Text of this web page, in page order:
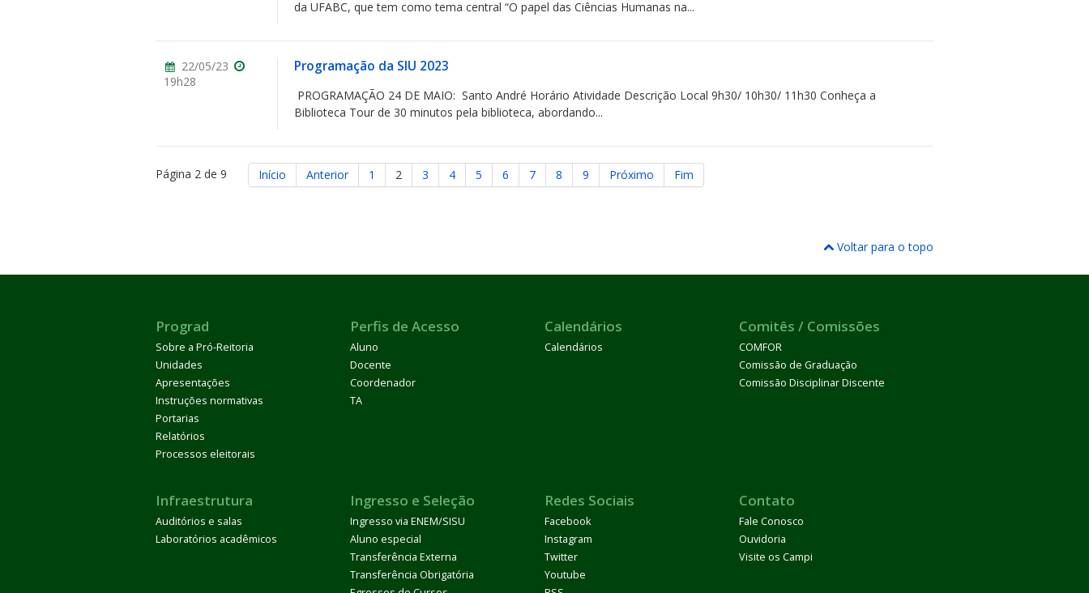
da UFABC, que tem como tema central “O papel das Ciências Humanas na...
Programação da SIU 2023
PROGRAMAÇÃO 24 DE MAIO: Santo André Horário Atividade Descrição Local 9h30/ 10h30/ 11h30 Conheça a
Biblioteca Tour de 30 minutos pela biblioteca, abordando...
22/05/23
19h28
Página 2 de 9 Início Anterior 1 2 3 4 5 6 7 8 9 Próximo Fim
Voltar para o topo
Prograd
Sobre a Pró-Reitoria
Unidades
Apresentações
Instruções normativas
Portarias
Relatórios
Processos eleitorais
Perfis de Acesso
Aluno
Docente
Coordenador
TA
Calendários
Calendários
Comitês / Comissões
COMFOR
Comissão de Graduação
Comissão Disciplinar Discente
Infraestrutura
Auditórios e salas
Laboratórios acadêmicos
Ingresso e Seleção
Ingresso via ENEM/SISU
Aluno especial
Transferência Externa
Transferência Obrigatória
Redes Sociais
Facebook
Instagram
Twitter
Youtube
Contato
Fale Conosco
Ouvidoria
Visite os Campi